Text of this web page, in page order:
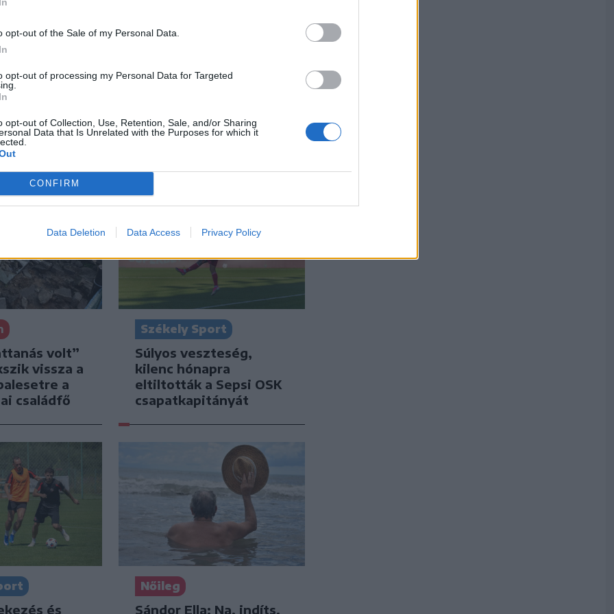
opt-out of the Sale of my Personal Data.
opt-out of processing my Personal Data for Targeted
opt-out of Collection, Use, Retention, Sale, and/or Sharing
Data that Is Unrelated with the Purposes for which it
CONFIRM
Data Deletion Data Access Privacy Policy
volt”
vissza a
a
családfő
Székely Sport
Súlyos veszteség,
kilenc hónapra
eltiltották a Sepsi OSK
csapatkapitányát
és
Nőileg
Sándor Ella: Na, indíts,